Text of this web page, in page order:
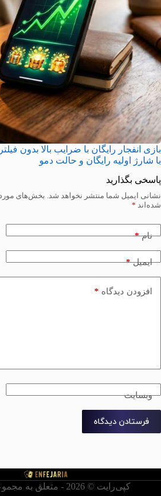
بازی انفجار رایگان با ضرایب بالا بدون
با شارژ اولیه رایگان و حالت دمو
پاسخی بگذارید
نشانی ایمیل شما منتشر نخواهد شد. بخش‌های
شده‌اند *
نام*
ایمیل*
افزودن دیدگاه *
وبسایت
فرستادن دیدگاه
کپی‌رایت © ‏2026 - متعلق به مجموعه انفجاریا